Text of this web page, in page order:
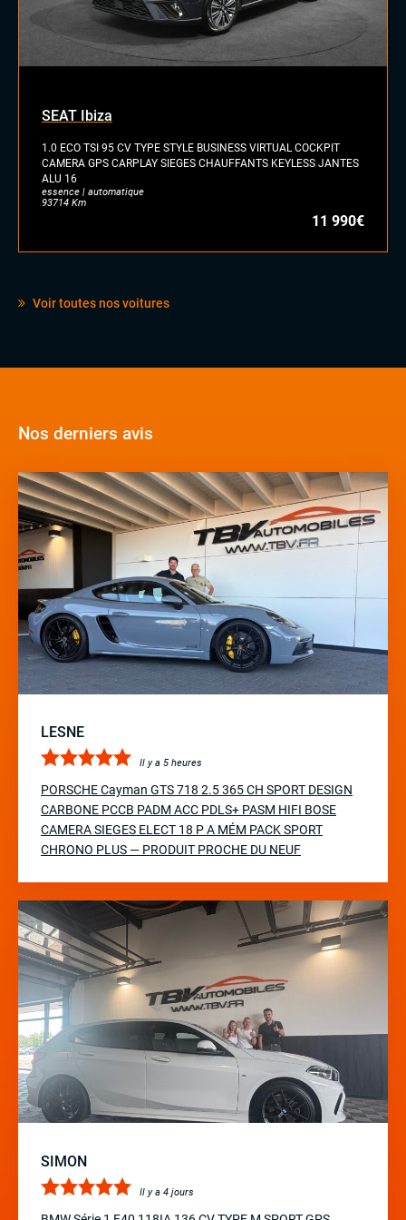
SEAT Ibiza
1.0 ECO TSI 95 CV TYPE STYLE BUSINESS VIRTUAL COCKPIT
CAMERA GPS CARPLAY SIEGES CHAUFFANTS KEYLESS JANTES
ALU 16
essence | automatique
93714 Km
11 990€
Voir toutes nos voitures
Nos derniers avis
LESNE
Il y a 5 heures
PORSCHE Cayman GTS 718 2.5 365 CH SPORT DESIGN
CARBONE PCCB PADM ACC PDLS+ PASM HIFI BOSE
CAMERA SIEGES ELECT 18 P A MÉM PACK SPORT
CHRONO PLUS — PRODUIT PROCHE DU NEUF
SIMON
Il y a 4 jours